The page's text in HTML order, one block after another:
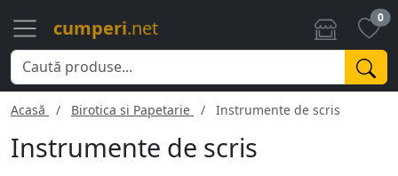
cumperi.net 0
Acasă Birotica si Papetarie Instrumente de scris
Instrumente de scris